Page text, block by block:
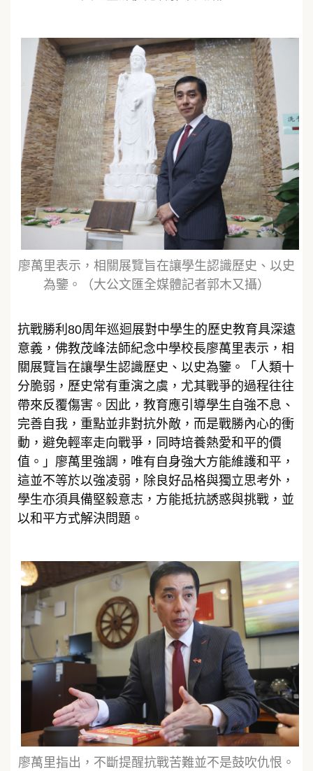
廖萬里表示，相關展覽旨在讓學生認識歷史、以史
為鑒。（大公文匯全媒體記者郭木又攝）
抗戰勝利80周年巡迴展對中學生的歷史教育具深遠
意義，佛教茂峰法師紀念中學校長廖萬里表示，相
關展覽旨在讓學生認識歷史、以史為鑒。「人類十
分脆弱，歷史常有重演之虞，尤其戰爭的過程往往
帶來反覆傷害。因此，教育應引導學生自強不息、
完善自我，重點並非對抗外敵，而是戰勝內心的衝
動，避免輕率走向戰爭，同時培養熱愛和平的價
值。」廖萬里強調，唯有自身強大方能維護和平，
這並不等於以強凌弱，除良好品格與獨立思考外，
學生亦須具備堅毅意志，方能抵抗誘惑與挑戰，並
以和平方式解決問題。
廖萬里指出，不斷提醒抗戰苦難並不是鼓吹仇恨。